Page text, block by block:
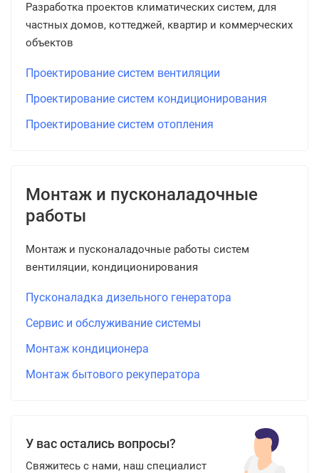
Разработка проектов климатических систем, для
частных домов, коттеджей, квартир и коммерческих
объектов
Проектирование систем вентиляции
Проектирование систем кондиционирования
Проектирование систем отопления
Монтаж и пусконаладочные
работы
Монтаж и пусконаладочные работы систем
вентиляции, кондиционирования
Пусконаладка дизельного генератора
Сервис и обслуживание системы
Монтаж кондиционера
Монтаж бытового рекуператора
У вас остались вопросы?
Свяжитесь с нами, наш специалист